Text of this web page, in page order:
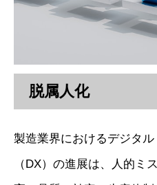
脱属人化
製造業界におけるデジタ
（DX）の進展は、人的ミ